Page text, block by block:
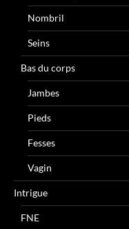
Nombril
Seins
Bas du corps
Jambes
Pieds
Fesses
Vagin
Intrigue
FNE